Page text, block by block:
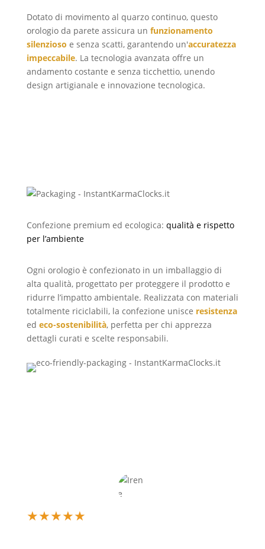
Dotato di movimento al quarzo continuo, questo
orologio da parete assicura un funzionamento
silenzioso e senza scatti, garantendo un'accuratezza
impeccabile. La tecnologia avanzata offre un
andamento costante e senza ticchettio, unendo
design artigianale e innovazione tecnologica.
Confezione premium ed ecologica: qualità e rispetto
per l’ambiente
Ogni orologio è confezionato in un imballaggio di
alta qualità, progettato per proteggere il prodotto e
ridurre l’impatto ambientale. Realizzata con materiali
totalmente riciclabili, la confezione unisce resistenza
ed eco-sostenibilità, perfetta per chi apprezza
dettagli curati e scelte responsabili.
★★★★★